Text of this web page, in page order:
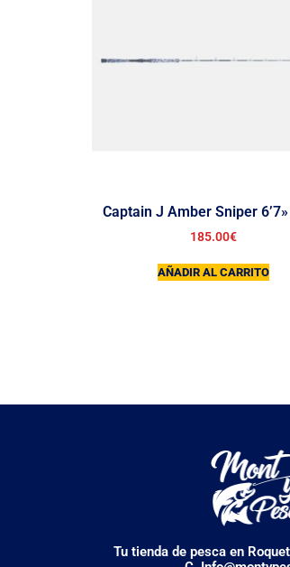
Captain J Amber Sniper
185.00€
AÑADIR AL CARRITO
Tu tienda de pesca en